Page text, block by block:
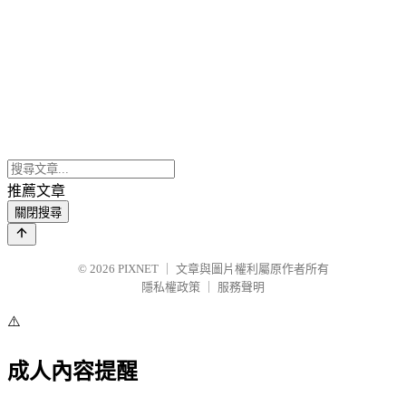
推薦文章
關閉搜尋
© 2026 PIXNET
文章與圖片權利屬原作者所有
隱私權政策
服務聲明
⚠️
成人內容提醒